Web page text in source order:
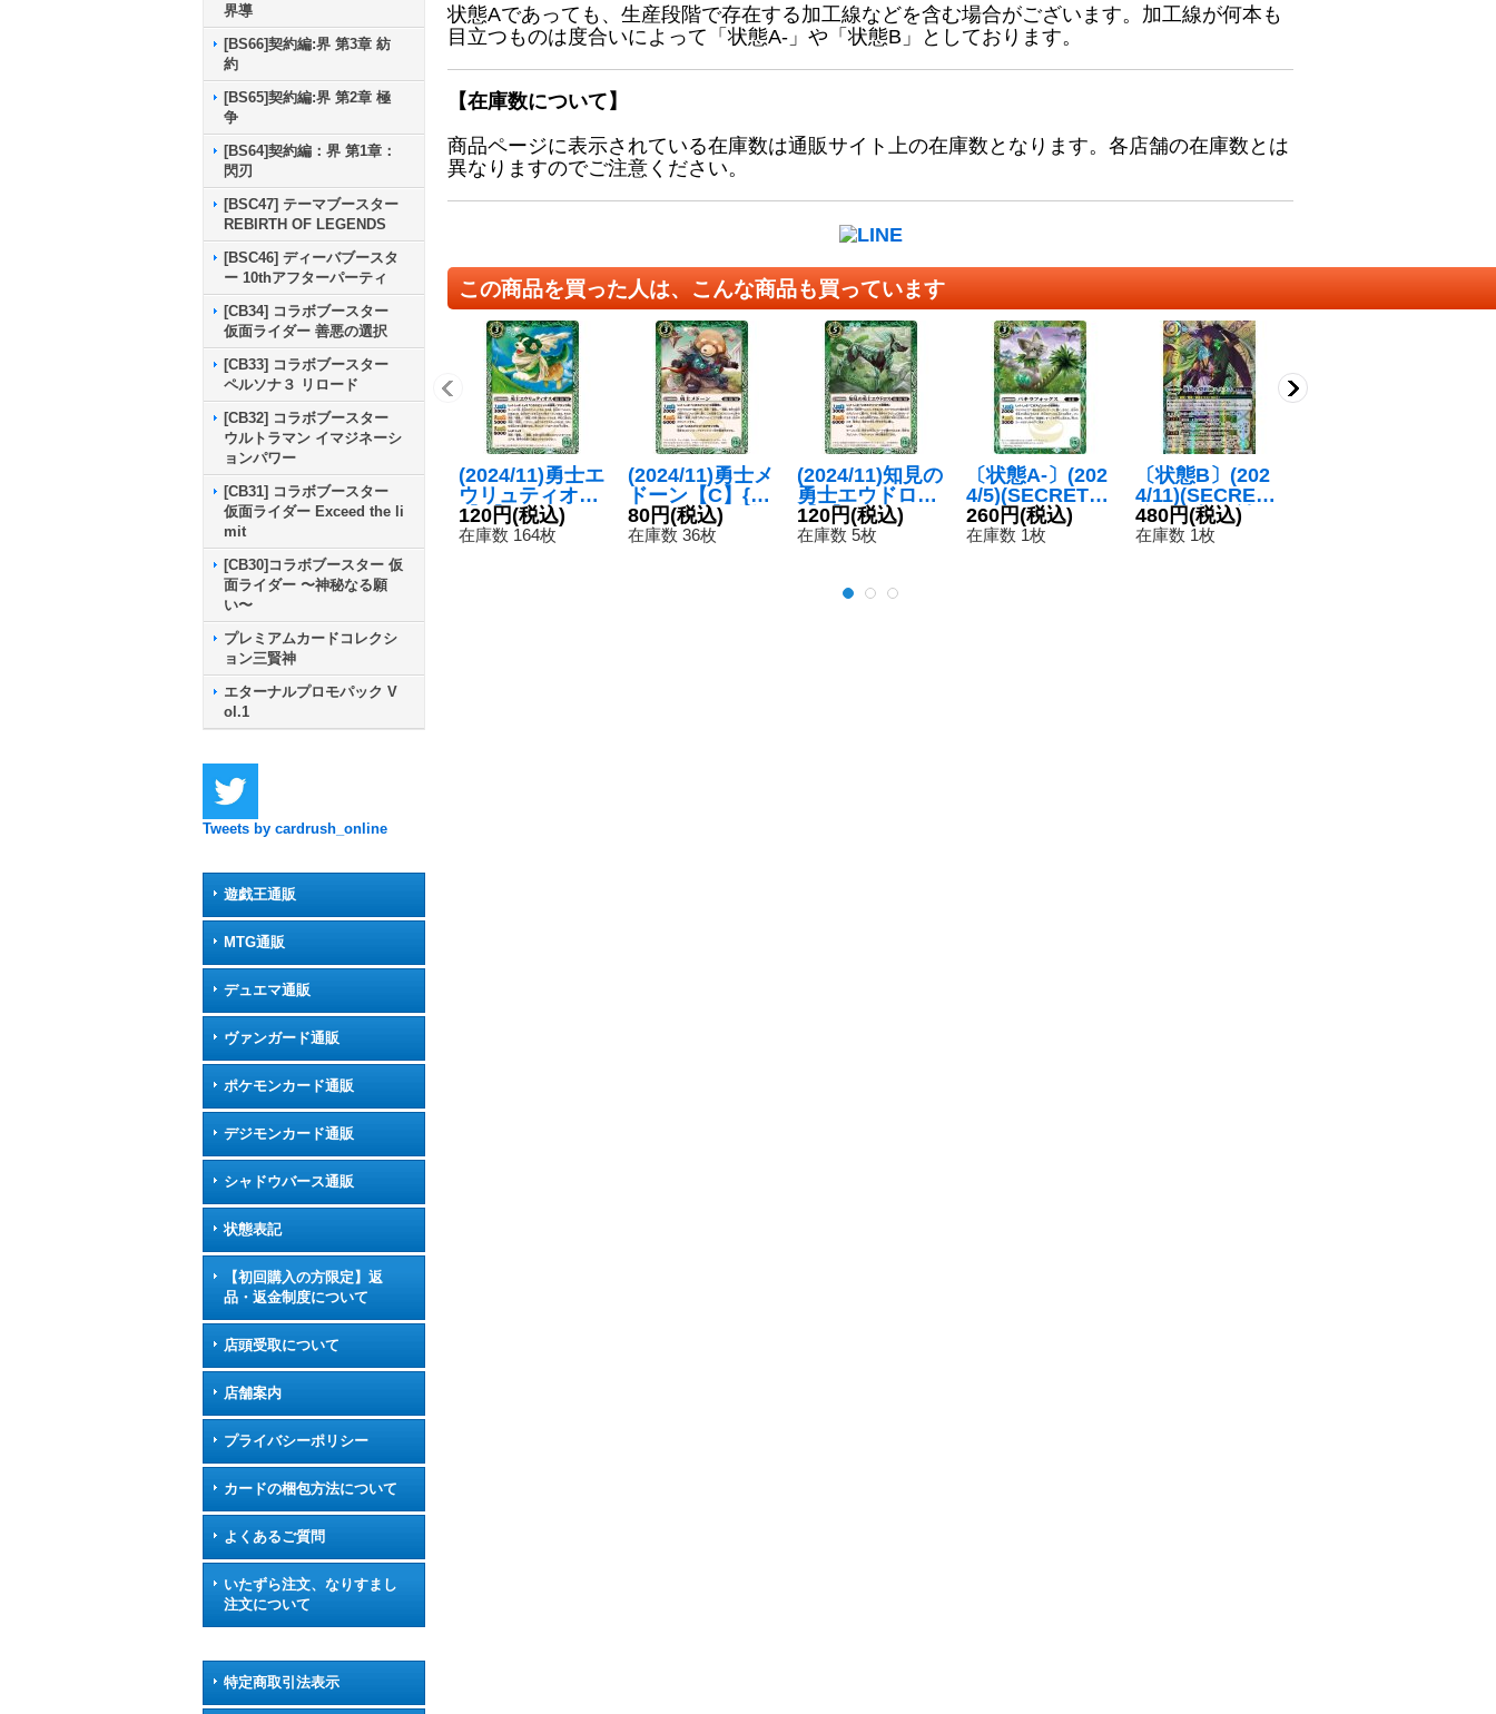
界導
[BS66]契約編:界 第3章 紡
約
[BS65]契約編:界 第2章 極
争
[BS64]契約編：界 第1章：
閃刃
[BSC47] テーマブースター
REBIRTH OF LEGENDS
[BSC46] ディーバブースタ
ー 10thアフターパーティ
[CB34] コラボブースター
仮面ライダー 善悪の選択
[CB33] コラボブースター
ペルソナ３ リロード
[CB32] コラボブースター
ウルトラマン イマジネーシ
ョンパワー
[CB31] コラボブースター
仮面ライダー Exceed the li
mit
[CB30]コラボブースター 仮
面ライダー 〜神秘なる願
い〜
プレミアムカードコレクシ
ョン三賢神
エターナルプロモパック V
ol.1
Tweets by cardrush_online
遊戯王通販
MTG通販
デュエマ通販
ヴァンガード通販
ポケモンカード通販
デジモンカード通販
シャドウバース通販
状態表記
【初回購入の方限定】返
品・返金制度について
店頭受取について
店舗案内
プライバシーポリシー
カードの梱包方法について
よくあるご質問
いたずら注文、なりすまし
注文について
特定商取引法表示
状態Aであっても、生産段階で存在する加工線などを含む場合がございます。加工線が何本も
目立つものは度合いによって「状態A-」や「状態B」としております。
【在庫数について】
商品ページに表示されている在庫数は通販サイト上の在庫数となります。各店舗の在庫数とは
異なりますのでご注意ください。
この商品を買った人は、こんな商品も買っています
(2024/11)勇士エ
ウリュティオス
【R】{BS69-02
5}《緑》
120円(税込)
在庫数 164枚
(2024/11)勇士メ
ドーン【C】{B
S69-023}《緑》
80円(税込)
在庫数 36枚
(2024/11)知見の
勇士エウドロス
【C】{BS69-02
8}《緑》
120円(税込)
在庫数 5枚
〔状態A-〕(202
4/5)(SECRET)
パキラフォック
ス(Xレア仕様/L
260円(税込)
在庫数 1枚
〔状態B〕(202
4/11)(SECRET)
俊足の契約神ヘ
ルメス【契約X-
480円(税込)
在庫数 1枚